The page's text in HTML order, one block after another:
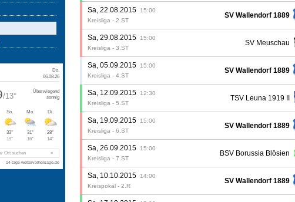
Sa, 22.08.2015
15:00
Kreisliga - 2.ST
SV Wallendorf 1889
Sa, 29.08.2015
15:00
Kreisliga - 3.ST
SV Meuschau
Sa, 05.09.2015
15:00
Kreisliga - 4.ST
SV Wallendorf 1889
Sa, 12.09.2015
12:30
Kreisliga - 5.ST
TSV Leuna 1919 II
Sa, 19.09.2015
15:00
Kreisliga - 6.ST
SV Wallendorf 1889
Sa, 26.09.2015
15:00
Kreisliga - 7.ST
BSV Borussia Blösien
Sa, 10.10.2015
14:00
Kreispokal - 2.R
SV Wallendorf 1889